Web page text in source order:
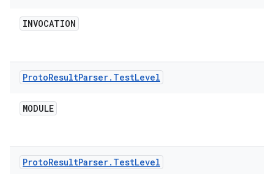
INVOCATION
ProtoResultParser. TestLevel
MODULE
ProtoResultParser. TestLevel